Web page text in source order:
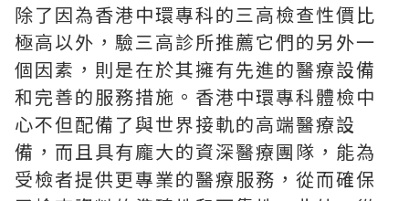
除了因為香港中環專科的三高檢查性價比
極高以外，驗三高診所推薦它們的另外一
個因素，則是在於其擁有先進的醫療設備
和完善的服務措施。香港中環專科體檢中
心不但配備了與世界接軌的高端醫療設
備，而且具有龐大的資深醫療團隊，能為
受檢者提供更專業的醫療服務，從而確保